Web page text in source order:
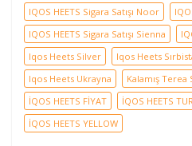
IQOS HEETS Sigara Satışı Noor
IQOS HEETS Sigara Satışı Sienna
Iqos Heets Silver
Iqos Heets
Iqos Heets Ukrayna
Kalamış Terea
İQOS HEETS FİYAT
İQOS HEETS
İQOS HEETS YELLOW